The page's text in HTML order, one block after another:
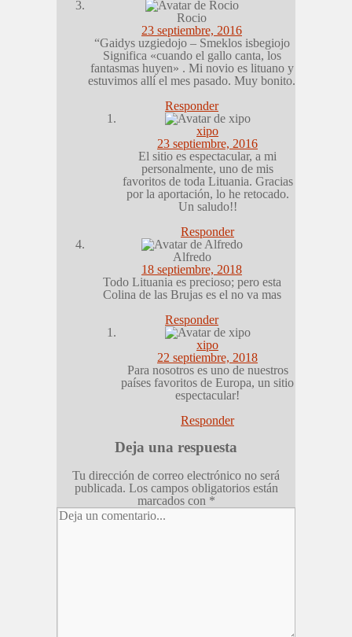
Rocio
23 septiembre, 2016
“Gaidys uzgiedojo – Smeklos isbegiojo
Significa «cuando el gallo canta, los
fantasmas huyen» . Mi novio es lituano y
estuvimos allí el mes pasado. Muy bonito.
Responder
xipo
23 septiembre, 2016
El sitio es espectacular, a mi
personalmente, uno de mis
favoritos de toda Lituania. Gracias
por la aportación, lo he retocado.
Un saludo!!
Responder
Alfredo
18 septiembre, 2018
Todo Lituania es precioso; pero esta
Colina de las Brujas es el no va mas
Responder
xipo
22 septiembre, 2018
Para nosotros es uno de nuestros
países favoritos de Europa, un sitio
espectacular!
Responder
Deja una respuesta
Tu dirección de correo electrónico no será
publicada. Los campos obligatorios están
marcados con *